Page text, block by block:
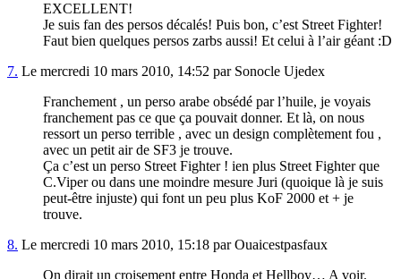
EXCELLENT!
Je suis fan des persos décalés! Puis bon, c’est Street Fighter!
Faut bien quelques persos zarbs aussi! Et celui à l’air géant :D
7. Le mercredi 10 mars 2010, 14:52 par Sonocle Ujedex
Franchement , un perso arabe obsédé par l’huile, je voyais
franchement pas ce que ça pouvait donner. Et là, on nous
ressort un perso terrible , avec un design complètement fou ,
avec un petit air de SF3 je trouve.
Ça c’est un perso Street Fighter ! ien plus Street Fighter que
C.Viper ou dans une moindre mesure Juri (quoique là je suis
peut-être injuste) qui font un peu plus KoF 2000 et + je
trouve.
8. Le mercredi 10 mars 2010, 15:18 par Ouaicestpasfaux
On dirait un croisement entre Honda et Hellboy… A voir.